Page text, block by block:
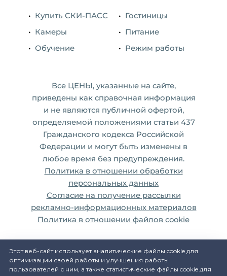
Купить CКИ-ПАСС
Камеры
Обучение
Гостиницы
Питание
Режим работы
Все ЦЕНЫ, указанные на сайте,
приведены как справочная информация
и не являются публичной офертой,
определяемой положениями статьи 437
Гражданского кодекса Российской
Федерации и могут быть изменены в
любое время без предупреждения.
Политика в отношении обработки
персональных данных
Согласие на получение рассылки
рекламно-информационных материалов
Политика в отношении файлов cookie
Этот веб-сайт использует аналитические файлы cookie для
оптимизации своей работы и улучшения работы
пользователей с ним, а также статистические файлы cookie для